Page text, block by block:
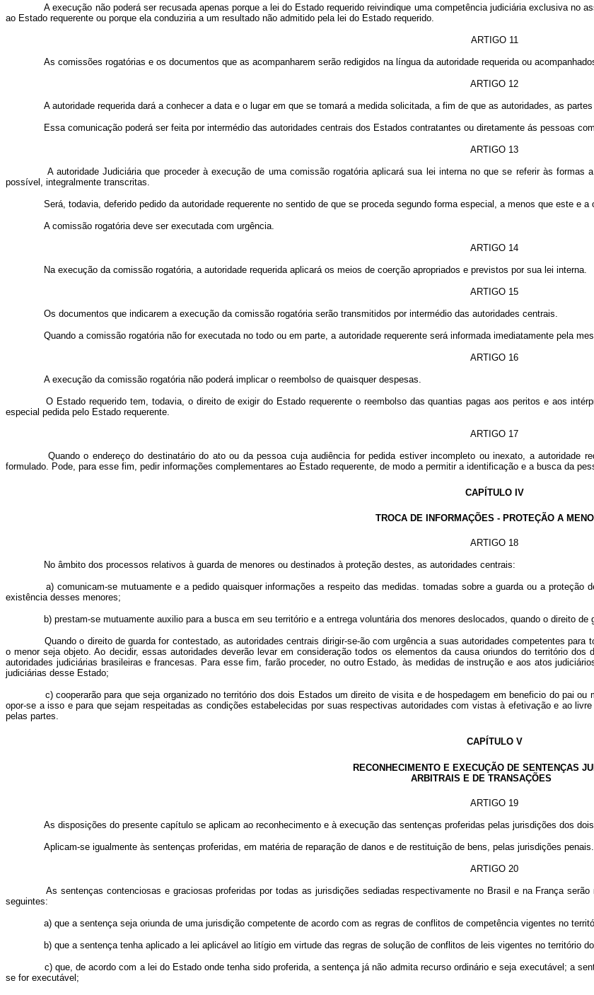
A execução não poderá ser recusada apenas porque a lei do Estado requerido reivindique uma competência judiciária exclusiva no
ao Estado requerente ou porque ela conduziria a um resultado não admitido pela lei do Estado requerido.
ARTIGO 11
As comissões rogatórias e os documentos que as acompanharem serão redigidos na língua da autoridade requerida ou
ARTIGO 12
A autoridade requerida dará a conhecer a data e o lugar em que se tomará a medida solicitada, a fim de que as autoridades, as
Essa comunicação poderá ser feita por intermédio das autoridades centrais dos Estados contratantes ou diretamente ás pessoas
ARTIGO 13
A autoridade Judiciária que proceder à execução de uma comissão rogatória aplicará sua lei interna no que se referir às formas
possível, integralmente transcritas.
Será, todavia, deferido pedido da autoridade requerente no sentido de que se proceda segundo forma especial, a menos que este e
A comissão rogatória deve ser executada com urgência.
ARTIGO 14
Na execução da comissão rogatória, a autoridade requerida aplicará os meios de coerção apropriados e previstos por sua lei interna.
ARTIGO 15
Os documentos que indicarem a execução da comissão rogatória serão transmitidos por intermédio das autoridades centrais.
Quando a comissão rogatória não for executada no todo ou em parte, a autoridade requerente será informada imediatamente pela
ARTIGO 16
A execução da comissão rogatória não poderá implicar o reembolso de quaisquer despesas.
O Estado requerido tem, todavia, o direito de exigir do Estado requerente o reembolso das quantias pagas aos peritos e aos
especial pedida pelo Estado requerente.
ARTIGO 17
Quando o endereço do destinatário do ato ou da pessoa cuja audiência for pedida estiver incompleto ou inexato, a autoridade
formulado. Pode, para esse fim, pedir informações complementares ao Estado requerente, de modo a permitir a identificação e a busca da
CAPÍTULO IV
TROCA DE INFORMAÇÕES - PROTEÇÃO A
ARTIGO 18
No âmbito dos processos relativos à guarda de menores ou destinados à proteção destes, as autoridades centrais:
a) comunicam-se mutuamente e a pedido quaisquer informações a respeito das medidas. tomadas sobre a guarda ou a proteção
existência desses menores;
b) prestam-se mutuamente auxilio para a busca em seu território e a entrega voluntária dos menores deslocados, quando o direito de
Quando o direito de guarda for contestado, as autoridades centrais dirigir-se-ão com urgência a suas autoridades competentes para
o menor seja objeto. Ao decidir, essas autoridades deverão levar em consideração todos os elementos da causa oriundos do território
autoridades judiciárias brasileiras e francesas. Para esse fim, farão proceder, no outro Estado, às medidas de instrução e aos atos
judiciárias desse Estado;
c) cooperarão para que seja organizado no território dos dois Estados um direito de visita e de hospedagem em beneficio do pai
opor-se a isso e para que sejam respeitadas as condições estabelecidas por suas respectivas autoridades com vistas à efetivação e ao
pelas partes.
CAPÍTULO V
RECONHECIMENTO E EXECUÇÃO DE SENTENÇAS
ARBITRAIS E DE TRANSAÇÕES
ARTIGO 19
As disposições do presente capítulo se aplicam ao reconhecimento e à execução das sentenças proferidas pelas jurisdições dos
Aplicam-se igualmente às sentenças proferidas, em matéria de reparação de danos e de restituição de bens, pelas jurisdições penais.
ARTIGO 20
As sentenças contenciosas e graciosas proferidas por todas as jurisdições sediadas respectivamente no Brasil e na França
seguintes:
a) que a sentença seja oriunda de uma jurisdição competente de acordo com as regras de conflitos de competência vigentes no
b) que a sentença tenha aplicado a lei aplicável ao litígio em virtude das regras de solução de conflitos de leis vigentes no território
c) que, de acordo com a lei do Estado onde tenha sido proferida, a sentença já não admita recurso ordinário e seja executável; a
se for executável;